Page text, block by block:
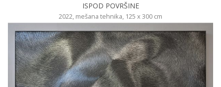
ISPOD POVRŠINE
2022, mešana tehnika, 125 x 300 cm